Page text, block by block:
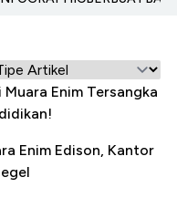
Enim Tersangka
Enim Edison, Kantor